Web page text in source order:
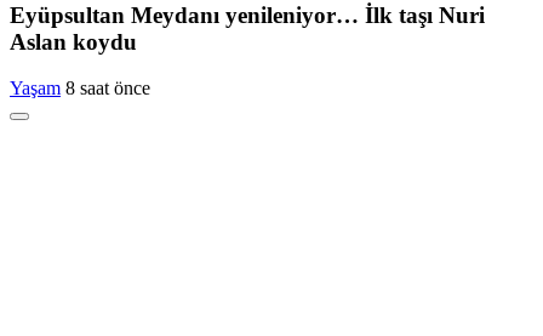
Eyüpsultan Meydanı yenileniyor… İlk taşı Nuri
Aslan koydu
Yaşam 8 saat önce